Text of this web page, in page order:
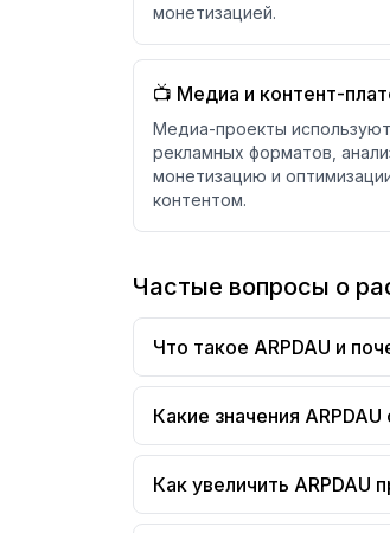
монетизацией.
📺 Медиа и контент-
Медиа-проекты используют
рекламных форматов,
монетизацию и
контентом.
Частые вопросы о
Что такое ARPDAU и
Какие значения
Как увеличить ARPDAU